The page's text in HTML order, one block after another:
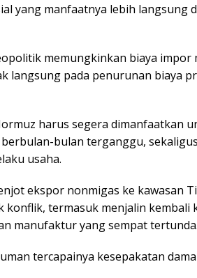
yang manfaatnya lebih langsung
memungkinkan biaya impor
langsung pada penurunan biaya
harus segera dimanfaatkan
bulan terganggu,
usaha.
ekspor nonmigas ke kawasan
konflik, termasuk menjalin kembali
manufaktur yang sempat tertunda.
tercapainya kesepakatan